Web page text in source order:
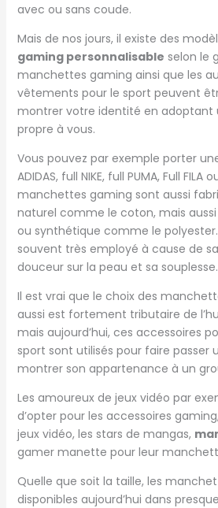
avec ou sans coude.
Mais de nos jours, il existe des
gaming personnalisable selon le
manchettes gaming ainsi que les
vêtements pour le sport peuvent
montrer votre identité en adoptant
propre à vous.
Vous pouvez par exemple porter
ADIDAS, full NIKE, full PUMA, Full FILA
manchettes gaming sont aussi
naturel comme le coton, mais
ou synthétique comme le
souvent très employé à cause de
douceur sur la peau et sa souplesse.
Il est vrai que le choix des
aussi est fortement tributaire de
mais aujourd’hui, ces accessoires
sport sont utilisés pour faire passer
montrer son appartenance à un
Les amoureux de jeux vidéo par
d’opter pour les accessoires
jeux vidéo, les stars de mangas,
gamer manette pour leur
Quelle que soit la taille, les
disponibles aujourd’hui dans